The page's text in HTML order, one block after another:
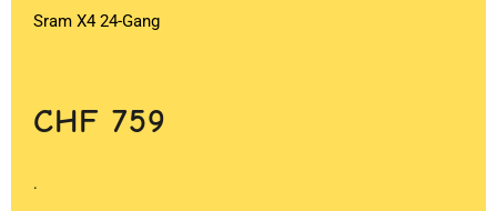
Sram X4 24-Gang
CHF 759
.